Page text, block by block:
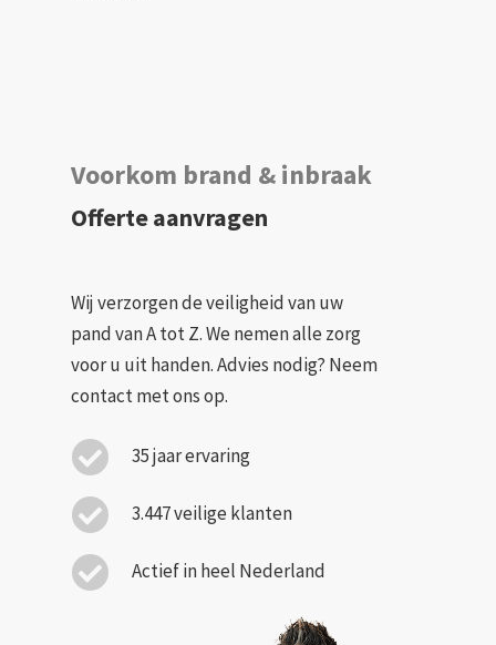
Voorkom brand & inbraak
Offerte aanvragen
Wij verzorgen de veiligheid van uw
pand van A tot Z. We nemen alle zorg
voor u uit handen. Advies nodig? Neem
contact met ons op.
35 jaar ervaring
3.447 veilige klanten
Actief in heel Nederland